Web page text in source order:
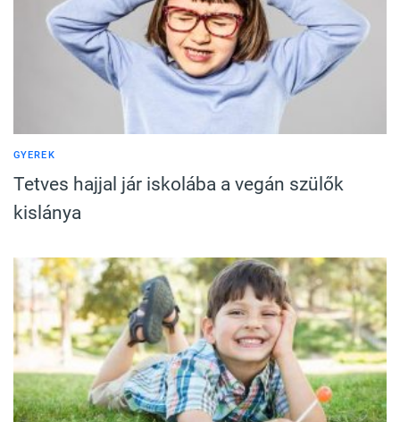
GYEREK
Tetves hajjal jár iskolába a vegán szülők
kislánya